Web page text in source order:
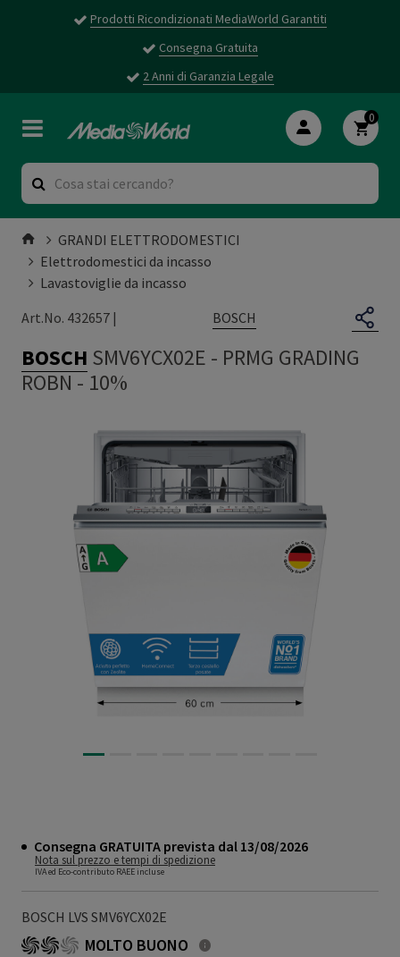
Prodotti Ricondizionati MediaWorld Garantiti
Consegna Gratuita
2 Anni di Garanzia Legale
0
GRANDI ELETTRODOMESTICI
Elettrodomestici da incasso
Lavastoviglie da incasso
Art.No. 432657 |
BOSCH
BOSCH SMV6YCX02E - PRMG GRADING
ROBN - 10%
Consegna GRATUITA prevista dal 13/08/2026
Nota sul prezzo e tempi di spedizione
IVA ed Eco-contributo RAEE incluse
BOSCH LVS SMV6YCX02E
MOLTO BUONO